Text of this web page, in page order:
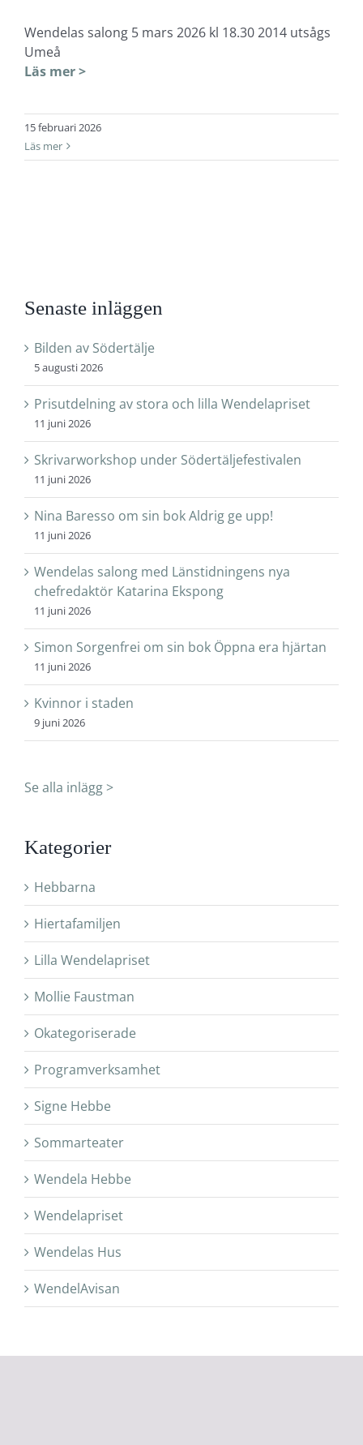
Wendelas salong 5 mars 2026 kl 18.30 2014 utsågs
Umeå
Läs mer >
15 februari 2026
Läs mer
Senaste inläggen
Bilden av Södertälje
5 augusti 2026
Prisutdelning av stora och lilla Wendelapriset
11 juni 2026
Skrivarworkshop under Södertäljefestivalen
11 juni 2026
Nina Baresso om sin bok Aldrig ge upp!
11 juni 2026
Wendelas salong med Länstidningens nya
chefredaktör Katarina Ekspong
11 juni 2026
Simon Sorgenfrei om sin bok Öppna era hjärtan
11 juni 2026
Kvinnor i staden
9 juni 2026
Se alla inlägg >
Kategorier
Hebbarna
Hiertafamiljen
Lilla Wendelapriset
Mollie Faustman
Okategoriserade
Programverksamhet
Signe Hebbe
Sommarteater
Wendela Hebbe
Wendelapriset
Wendelas Hus
WendelAvisan